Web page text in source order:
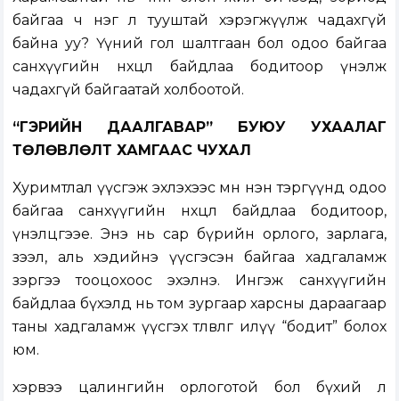
байгаа ч нэг л тууштай хэрэгжүүлж чадахгүй
байна уу? Үүний гол шалтгаан бол одоо байгаа
санхүүгийн нөхцөл байдлаа бодитоор үнэлж
чадахгүй байгаатай холбоотой.
“ГЭРИЙН ДААЛГАВАР” БУЮУ УХААЛАГ
ТӨЛӨВЛӨЛТ ХАМГААС ЧУХАЛ
Хуримтлал үүсгэж эхлэхээс өмнө нэн тэргүүнд одоо
байгаа санхүүгийн нөхцөл байдлаа бодитоор,
үнэлцгээе. Энэ нь сар бүрийн орлого, зарлага,
зээл, аль хэдийнэ үүсгэсэн байгаа хадгаламж
зэргээ тооцохоос эхэлнэ. Ингэж санхүүгийн
байдлаа бүхэлд нь том зургаар харсны дараагаар
таны хадгаламж үүсгэх төлөвлөгөө илүү “бодит” болох
юм.
хэрвээ цалингийн орлоготой бол бүхий л